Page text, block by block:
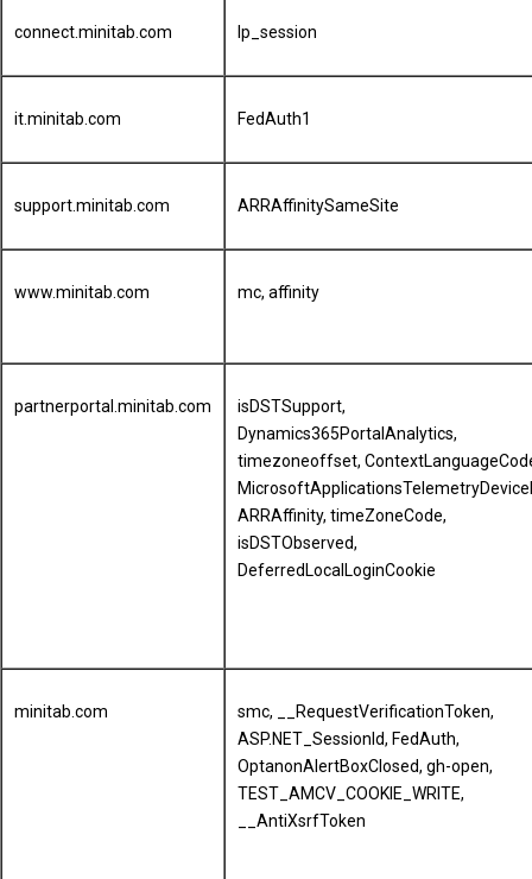
connect.minitab.com lp_session
it.minitab.com FedAuth1
support.minitab.com ARRAffinitySameSite
www.minitab.com mc, affinity
partnerportal.minitab.com
isDSTSupport,
Dynamics365PortalAnalytics,
timezoneoffset,
ARRAffinity, timeZoneCode,
isDSTObserved,
DeferredLocalLoginCookie
minitab.com
smc, __RequestVerificationToken,
ASP.NET_SessionId, FedAuth,
OptanonAlertBoxClosed, gh-open,
TEST_AMCV_COOKIE_WRITE,
__AntiXsrfToken